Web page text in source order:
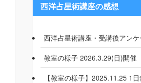
西洋占星術講座の感想
西洋占星術講座・受講後アンケ
教室の様子 2026.3.29(日)開催
【教室の様子】2025.11.25 1